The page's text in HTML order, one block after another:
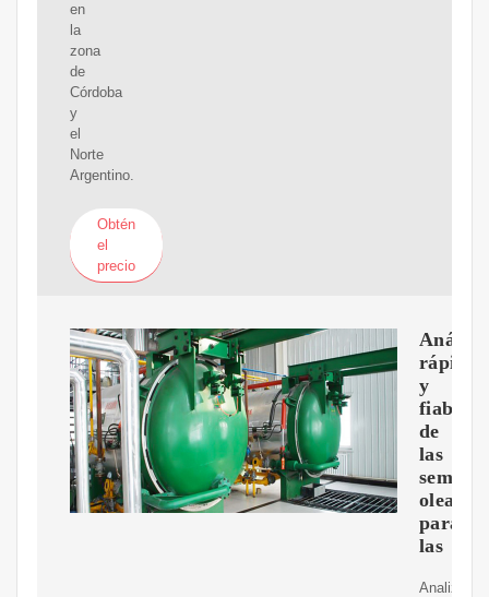
en
la
zona
de
Córdoba
y
el
Norte
Argentino.
Obtén
el
precio
Análisis
rápido
y
fiable
de
las
semillas
para
las
Analizador